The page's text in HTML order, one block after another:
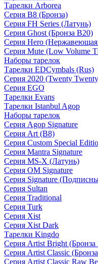
Тарелки Arborea
Серия B8 (Бронза)
Серия FH Series (Латунь)
Серия Ghost (Бронза B20)
Серия Hero (Нержавеющая
Серия Mute (Low Volume
Наборы тарелок
Тарелки EDCymbals (Rus)
Серия 2020 (Twenty
Серия EGO
Тарелки Evans
Тарелки Istanbul Agop
Наборы тарелок
Серия Agop Signature
Серия Art (B8)
Серия Custom Special
Серия Mantra Signature
Серия MS-X (Латунь)
Серия OM Signature
Серия Signature
Серия Sultan
Серия Traditional
Серия Turk
Серия Xist
Серия Xist Dark
Тарелки Kingdo
Серия Artist Bright (Бронза
Серия Artist Classic
Серия Artist Classic Raw